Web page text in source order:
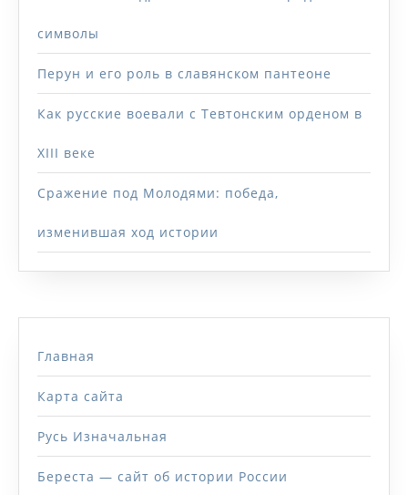
символы
Перун и его роль в славянском пантеоне
Как русские воевали с Тевтонским орденом в
XIII веке
Сражение под Молодями: победа,
изменившая ход истории
Главная
Карта сайта
Русь Изначальная
Береста — сайт об истории России